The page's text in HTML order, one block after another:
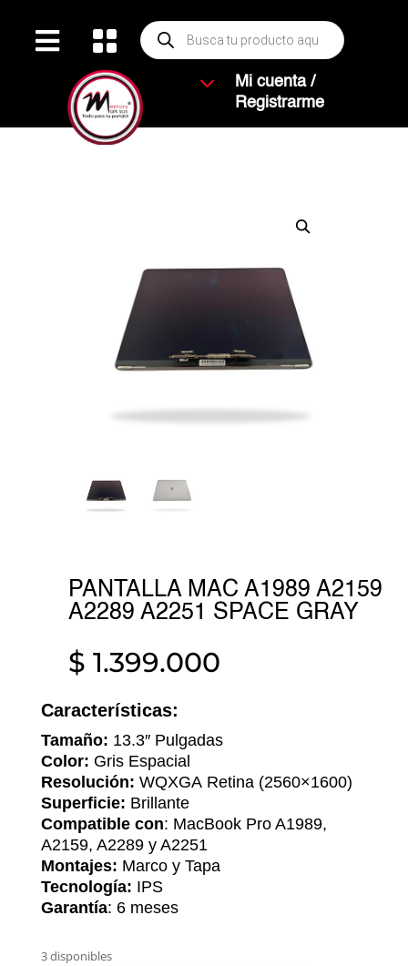
  Búsqueda
de
productos
3
Mi cuenta /
Registrarme
PANTALLA MAC A1989 A2159
A2289 A2251 SPACE GRAY
$ 1.399.000
Características:
Tamaño: 13.3″Pulgadas
Color: Gris Espacial
Resolución: WQXGARetina (2560×1600)
Superficie: Brillante
Compatible con: MacBook Pro A1989,
A2159, A2289 y A2251
Montajes: Marco y Tapa
Tecnología: IPS
Garantía: 6 meses
3 disponibles